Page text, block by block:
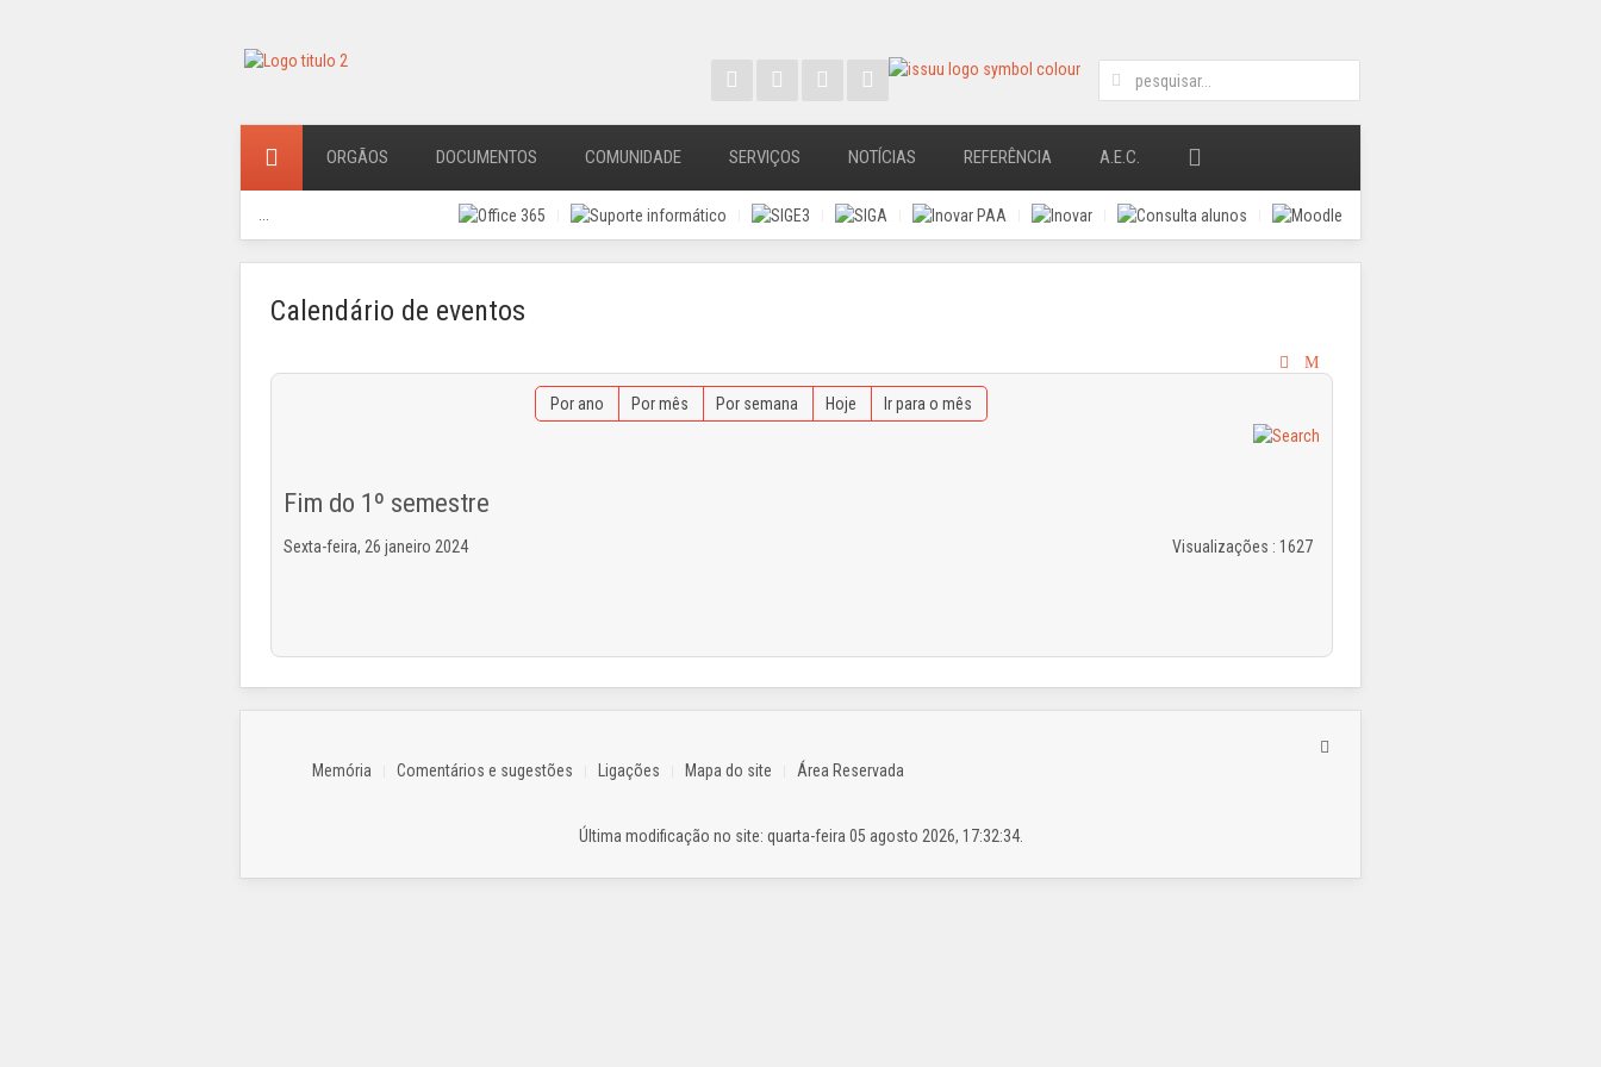
ORGÃOS DOCUMENTOS COMUNIDADE SERVIÇOS NOTÍCIAS REFERÊNCIA A.E.C.
Calendário de eventos
Por ano Por mês Por semana Hoje Ir para o mês
Fim do 1º semestre
Sexta-feira, 26 janeiro 2024 Visualizações : 1627
Memória Comentários e sugestões Ligações Mapa do site Área Reservada
Última modificação no site: quarta-feira 05 agosto 2026, 17:32:34.